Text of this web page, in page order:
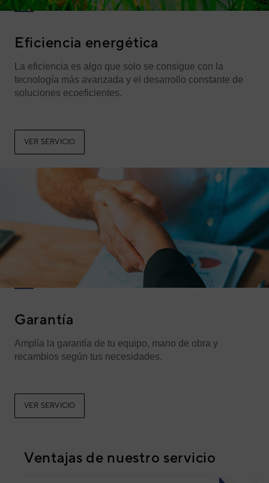
Eficiencia energética
La eficiencia es algo que solo se consigue con la
tecnología más avanzada y el desarrollo constante de
soluciones ecoeficientes.
VER SERVICIO
Garantía
Amplía la garantía de tu equipo, mano de obra y
recambios según tus necesidades.
VER SERVICIO
Ventajas de nuestro servicio